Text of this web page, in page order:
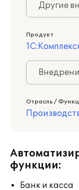
Другие
Продукт
Отрасль /
функции:
Банк и касса